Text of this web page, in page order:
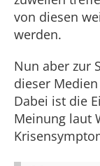
von diesen
werden.
Nun aber zur
dieser
Dabei ist die
Meinung laut